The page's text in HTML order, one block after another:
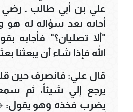
علي بن أبي طالب ـ رضي
أجابه بعد سؤاله له هو
"ألا تصليان؟" فأجابه
الله فإذا شاء أن يبعثنا
قال علي: فانصرف حين
يرجع إلي شيئاً، ثم
يضرب فخذه وهو يقول: